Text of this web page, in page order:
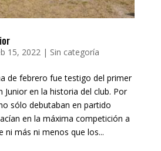
15, 2022 | Sin categoría
de febrero fue testigo del primer
Junior en la historia del club. Por
sólo debutaban en partido
en la máxima competición a
ni más ni menos que los...